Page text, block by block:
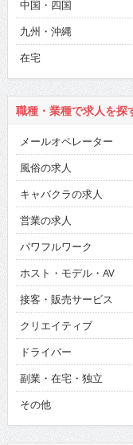
中国・四国
九州・沖縄
在宅
職種・業種で求人を探
メールオペレーター
風俗の求人
キャバクラの求人
営業の求人
パワフルワーク
ホスト・モデル・AV
接客・販売サービス
クリエイティブ
ドライバー
副業・在宅・独立
その他